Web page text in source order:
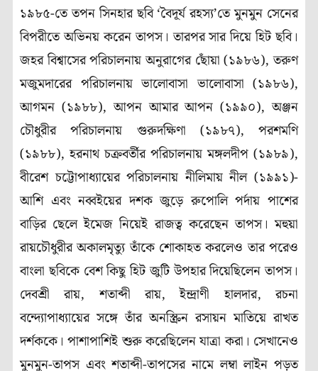
১৯৮৫-তে তপন সিনহার ছবি ‘বৈদূর্য রহস্য’তে মুনমুন সেনের
বিপরীতে অভিনয় করেন তাপস। তারপর সার দিয়ে হিট ছবি।
জহর বিশ্বাসের পরিচালনায় অনুরাগের ছোঁয়া (১৯৮৬), তরুণ
মজুমদারের পরিচালনায় ভালোবাসা ভালোবাসা (১৯৮৬),
আগমন (১৯৮৮), আপন আমার আপন (১৯৯০), অঞ্জন
চৌধুরীর পরিচালনায় গুরুদক্ষিণা (১৯৮৭), পরশমণি
(১৯৮৮), হরনাথ চক্রবর্তীর পরিচালনায় মঙ্গলদীপ (১৯৮৯),
বীরেশ চট্টোপাধ্যায়ের পরিচালনায় নীলিমায় নীল (১৯৯১)-
আশি এবং নব্বইয়ের দশক জুড়ে রুপোলি পর্দায় পাশের
বাড়ির ছেলে ইমেজ নিয়েই রাজত্ব করেছেন তাপস। মহুয়া
রায়চৌধুরীর অকালমৃত্যু তাঁকে শোকাহত করলেও তার পরেও
বাংলা ছবিকে বেশ কিছু হিট জুটি উপহার দিয়েছিলেন তাপস।
দেবশ্রী রায়, শতাব্দী রায়, ইন্দ্রাণী হালদার, রচনা
বন্দ্যোপাধ্যায়ের সঙ্গে তাঁর অনস্ক্রিন রসায়ন মাতিয়ে রাখত
দর্শককে। পাশাপাশিই শুরু করেছিলেন যাত্রা করা। সেখানেও
মুনমুন-তাপস এবং শতাব্দী-তাপসের নামে লম্বা লাইন পড়ত